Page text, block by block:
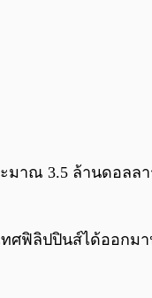
มาณ 3.5 ล้านดอลล
ทศฟิลิปปินส์ได้ออกม